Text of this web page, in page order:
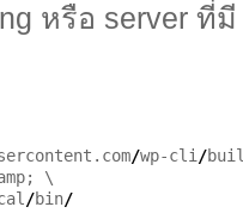
หรือ server ที่
/wp-cli /
/bin/